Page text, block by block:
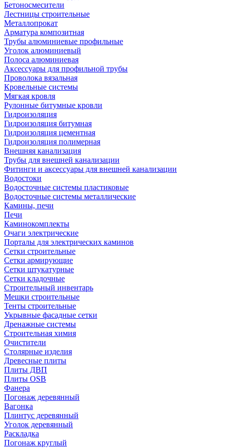
Бетоносмесители
Лестницы строительные
Металлопрокат
Арматура композитная
Трубы алюминиевые профильные
Уголок алюминиевый
Полоса алюминиевая
Аксессуары для профильной трубы
Проволока вязальная
Кровельные системы
Мягкая кровля
Рулонные битумные кровли
Гидроизоляция
Гидроизоляция битумная
Гидроизоляция цементная
Гидроизоляция полимерная
Внешняя канализация
Трубы для внешней канализации
Фитинги и аксессуары для внешней канализации
Водостоки
Водосточные системы пластиковые
Водосточные системы металлические
Камины, печи
Печи
Каминокомплекты
Очаги электрические
Порталы для электрических каминов
Сетки строительные
Сетки армирующие
Сетки штукатурные
Сетки кладочные
Строительный инвентарь
Мешки строительные
Тенты строительные
Укрывные фасадные сетки
Дренажные системы
Строительная химия
Очистители
Столярные изделия
Древесные плиты
Плиты ДВП
Плиты OSB
Фанера
Погонаж деревянный
Вагонка
Плинтус деревянный
Уголок деревянный
Раскладка
Погонаж круглый